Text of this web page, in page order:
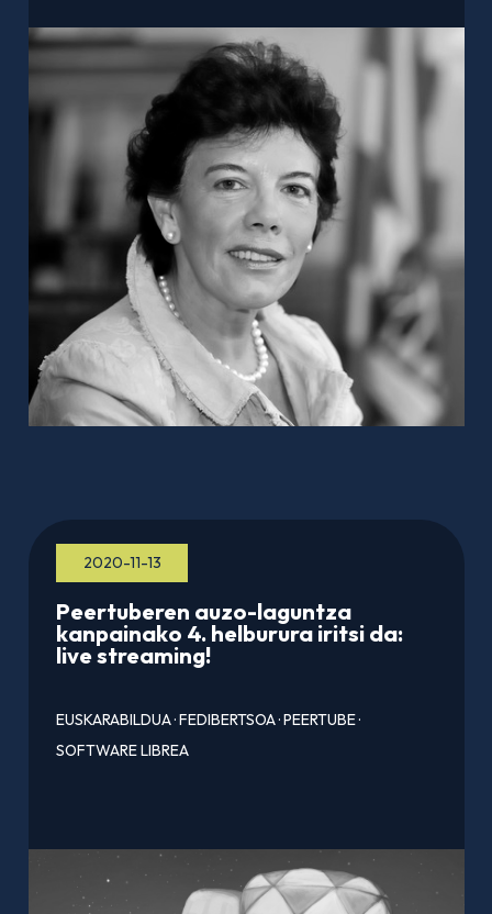
2020-11-13
Peertuberen auzo-laguntza
kanpainako 4. helburura iritsi da:
live streaming!
EUSKARABILDUA·FEDIBERTSOA·PEERTUBE·
SOFTWARE LIBREA